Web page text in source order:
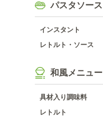
パスタソース
インスタント
レトルト・ソース
和風メニュー
具材入り調味料
レトルト